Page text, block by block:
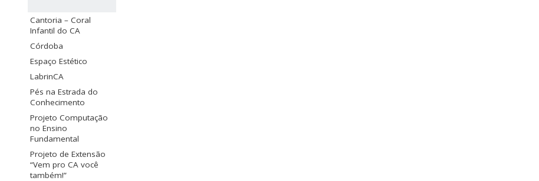
Cantoria – Coral
Infantil do CA
Córdoba
Espaço Estético
LabrinCA
Pés na Estrada do
Conhecimento
Projeto Computação
no Ensino
Fundamental
Projeto de Extensão
“Vem pro CA você
também!”